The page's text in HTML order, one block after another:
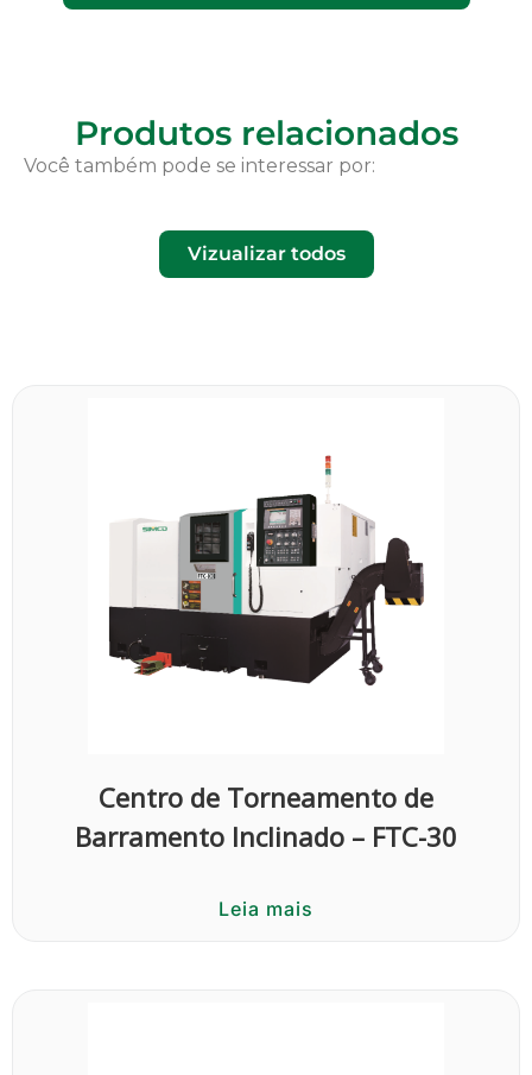
Produtos relacionados
Você também pode se interessar por:
Vizualizar todos
Centro de Torneamento de
Barramento Inclinado – FTC-30
Leia mais